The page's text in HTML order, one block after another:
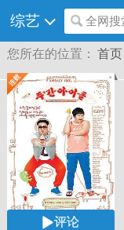
综艺 全网搜
您所在的位置： 首页
评论